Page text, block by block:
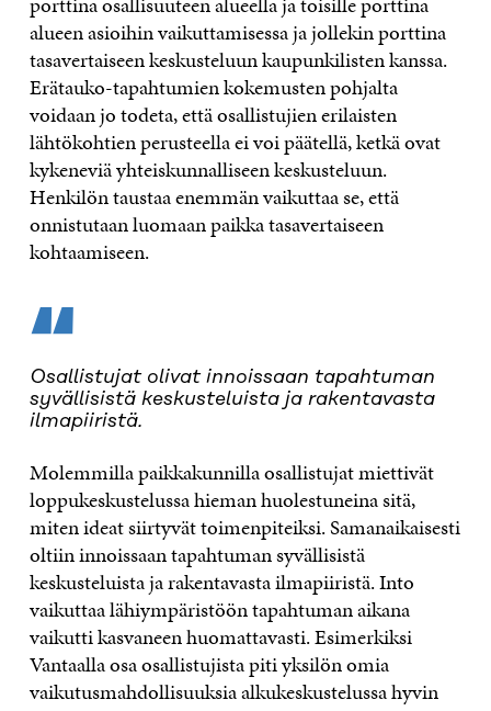
alueen asioihin vaikuttamisessa ja jollekin porttina
tasavertaiseen keskusteluun kaupunkilisten kanssa.
Erätauko-tapahtumien kokemusten pohjalta
voidaan jo todeta, että osallistujien erilaisten
lähtökohtien perusteella ei voi päätellä, ketkä ovat
kykeneviä yhteiskunnalliseen keskusteluun.
Henkilön taustaa enemmän vaikuttaa se, että
onnistutaan luomaan paikka tasavertaiseen
kohtaamiseen.
“
Osallistujat olivat innoissaan tapahtuman
syvällisistä keskusteluista ja rakentavasta
ilmapiiristä.
Molemmilla paikkakunnilla osallistujat miettivät
loppukeskustelussa hieman huolestuneina sitä,
miten ideat siirtyvät toimenpiteiksi. Samanaikaisesti
oltiin innoissaan tapahtuman syvällisistä
keskusteluista ja rakentavasta ilmapiiristä. Into
vaikuttaa lähiympäristöön tapahtuman aikana
vaikutti kasvaneen huomattavasti. Esimerkiksi
Vantaalla osa osallistujista piti yksilön omia
vaikutusmahdollisuuksia alkukeskustelussa hyvin